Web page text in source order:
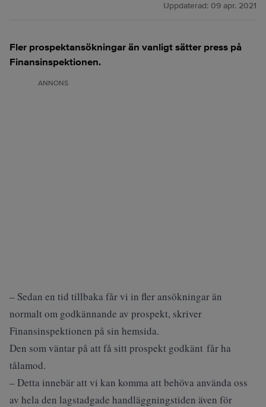
Uppdaterad: 09 apr. 2021
Fler prospektansökningar än vanligt sätter press på
Finansinspektionen.
ANNONS
– Sedan en tid tillbaka får vi in fler ansökningar än
normalt om godkännande av prospekt, skriver
Finansinspektionen på sin hemsida.
Den som väntar på att få sitt prospekt godkänt får ha
tålamod.
– Detta innebär att vi kan komma att behöva använda oss
av hela den lagstadgade handläggningstiden även för